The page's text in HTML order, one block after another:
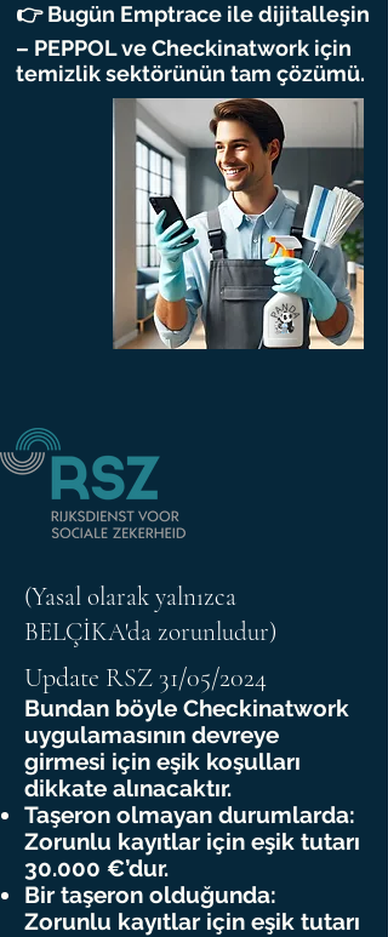
👉 Bugün Emptrace ile dijitalleşin
– PEPPOL ve Checkinatwork için
temizlik sektörünün tam çözümü.
(Yasal olarak yalnızca
BELÇİKA'da zorunludur)
Update RSZ 31/05/2024
Bundan böyle Checkinatwork
uygulamasının devreye
girmesi için eşik koşulları
dikkate alınacaktır.
Taşeron olmayan durumlarda:
Zorunlu kayıtlar için eşik tutarı
30.000 €’dur.
Bir taşeron olduğunda:
Zorunlu kayıtlar için eşik tutarı